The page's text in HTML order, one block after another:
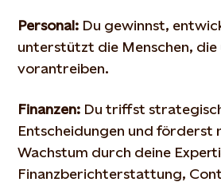
Personal: Du gewinnst,
unterstützt die Menschen, die
vorantreiben.
Finanzen: Du triffst
Entscheidungen und förderst
Wachstum durch deine
Finanzberichterstattung,